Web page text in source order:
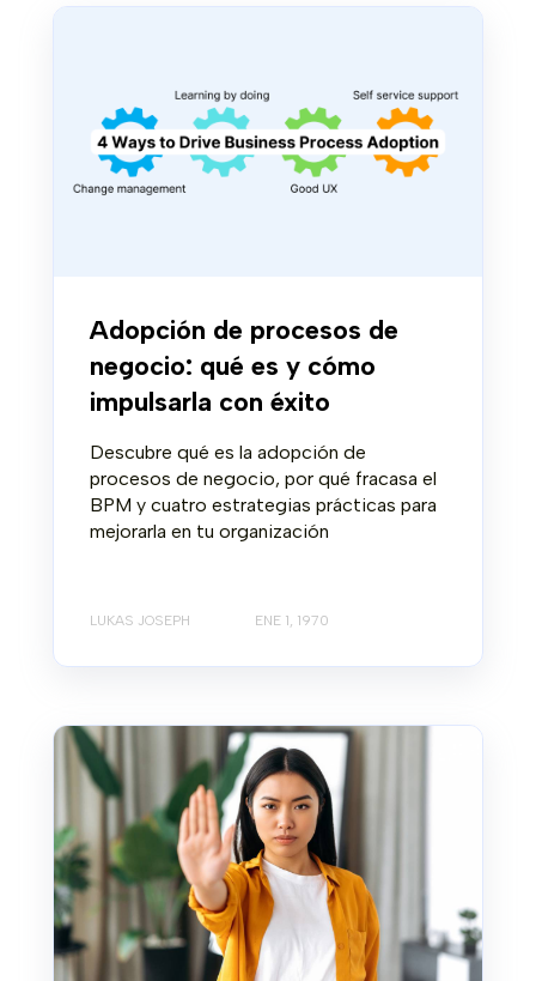
Adopción de procesos de
negocio: qué es y cómo
impulsarla con éxito
Descubre qué es la adopción de
procesos de negocio, por qué fracasa el
BPM y cuatro estrategias prácticas para
mejorarla en tu organización
LUKAS JOSEPH ENE 1, 1970